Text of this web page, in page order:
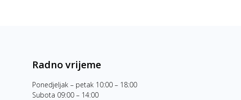
Radno vrijeme
Ponedjeljak – petak 10:00 – 18:00
Subota 09:00 – 14:00